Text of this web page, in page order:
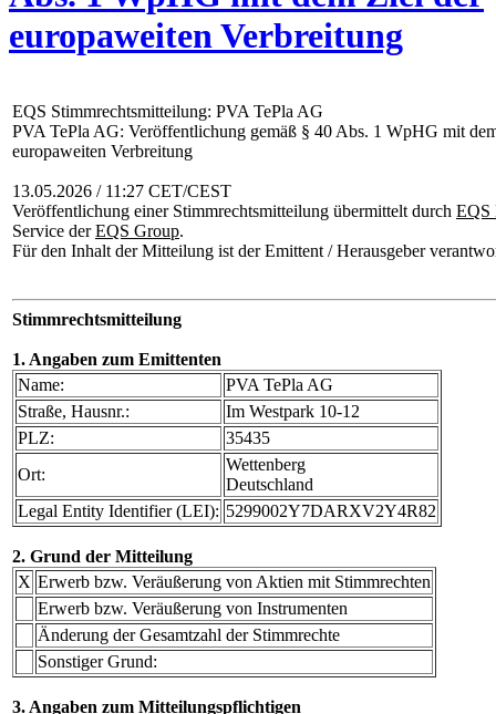
europaweiten Verbreitung
EQS Stimmrechtsmitteilung: PVA TePla AG
PVA TePla AG: Veröffentlichung gemäß § 40 Abs. 1 WpHG mit
europaweiten Verbreitung
13.05.2026 / 11:27 CET/CEST
Veröffentlichung einer Stimmrechtsmitteilung übermittelt durch EQS
Service derEQS Group.
Für den Inhalt der Mitteilung ist der Emittent / Herausgeber
Stimmrechtsmitteilung
1. Angaben zum Emittenten
Name:
PVA TePla AG
Straße, Hausnr.:
Im Westpark 10-12
PLZ:
35435
Ort:
Wettenberg
Deutschland
Legal Entity Identifier (LEI): 5299002Y7DARXV2Y4R82
2. Grund der Mitteilung
X Erwerb bzw. Veräußerung von Aktien mit Stimmrechten
Erwerb bzw. Veräußerung von Instrumenten
Änderung der Gesamtzahl der Stimmrechte
Sonstiger Grund:
3. Angaben zum Mitteilungspflichtigen